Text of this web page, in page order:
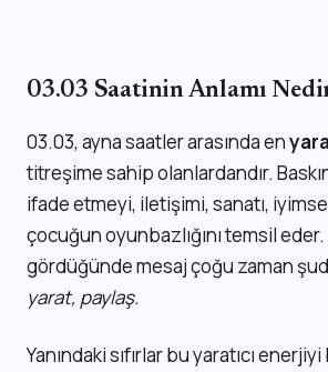
03.03 Saatinin Anlamı
03.03, ayna saatler arasında en
titreşime sahip olanlardandır.
ifade etmeyi, iletişimi, sanatı,
çocuğun oyunbazlığını temsil
gördüğünde mesaj çoğu zaman
yarat, paylaş.
Yanındaki sıfırlar bu yaratıcı